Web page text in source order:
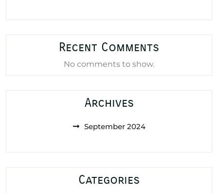
Recent Comments
No comments to show.
Archives
September 2024
Categories